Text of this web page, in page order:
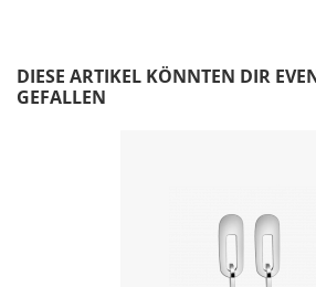
DIESE ARTIKEL KÖNNTEN DIR
GEFALLEN